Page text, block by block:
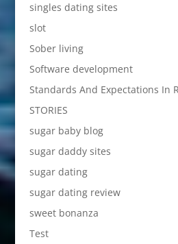
singles dating sites
slot
Sober living
Software development
Standards And Expectations In
STORIES
sugar baby blog
sugar daddy sites
sugar dating
sugar dating review
sweet bonanza
Test